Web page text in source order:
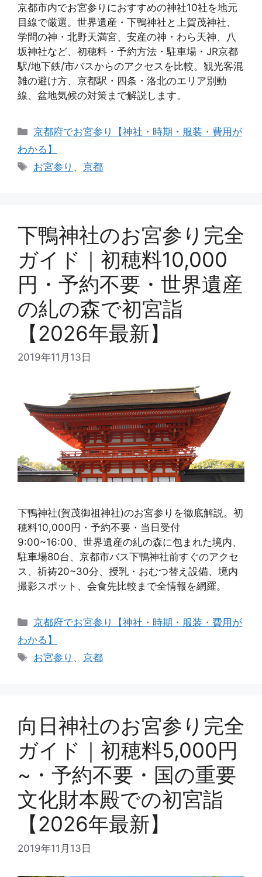
京都市内でお宮参りにおすすめの神社10社を地元
目線で厳選。世界遺産・下鴨神社と上賀茂神社、
学問の神・北野天満宮、安産の神・わら天神、八
坂神社など、初穂料・予約方法・駐車場・JR京都
駅/地下鉄/市バスからのアクセスを比較。観光客混
雑の避け方、京都駅・四条・洛北のエリア別動
線、盆地気候の対策まで解説します。
カ
テ
リ
京都府でお宮参り【神社・時期・服装・費用が
わかる】
タ
お宮参り 、京都
下鴨神社のお宮参り完全
ガイド｜初穂料10,000
円・予約不要・世界遺産
の糺の森で初宮詣
【2026年最新】
2019年11月13日
下鴨神社(賀茂御祖神社)のお宮参りを徹底解説。初
穂料10,000円・予約不要・当日受付
9:00~16:00、世界遺産の糺の森に包まれた境内、
駐車場80台、京都市バス下鴨神社前すぐのアクセ
ス、祈祷20~30分、授乳・おむつ替え設備、境内
撮影スポット、会食先比較まで全情報を網羅。
カ
テ
リ
京都府でお宮参り【神社・時期・服装・費用が
わかる】
タ
お宮参り 、京都
向日神社のお宮参り完全
ガイド｜初穂料5,000円
~・予約不要・国の重要
文化財本殿での初宮詣
【2026年最新】
2019年11月13日